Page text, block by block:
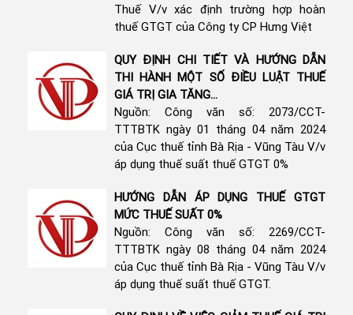
Thuế V/v xác định trường hợp hoàn
thuế GTGT của Công ty CP Hưng Việt
QUY ĐỊNH CHI TIẾT VÀ HƯỚNG DẪN
THI HÀNH MỘT SỐ ĐIỀU LUẬT THUẾ
GIÁ TRỊ GIA TĂNG...
Nguồn: Công văn số: 2073/CCT-
TTTBTK ngày 01 tháng 04 năm 2024
của Cục thuế tỉnh Bà Rịa - Vũng Tàu V/v
áp dụng thuế suất thuế GTGT 0%
HƯỚNG DẪN ÁP DỤNG THUẾ GTGT
MỨC THUẾ SUẤT 0%
Nguồn: Công văn số: 2269/CCT-
TTTBTK ngày 08 tháng 04 năm 2024
của Cục thuế tỉnh Bà Rịa - Vũng Tàu V/v
áp dụng thuế suất thuế GTGT.